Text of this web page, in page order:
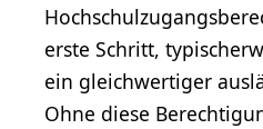
erste Schritt,
ein gleichwertiger
Ohne diese